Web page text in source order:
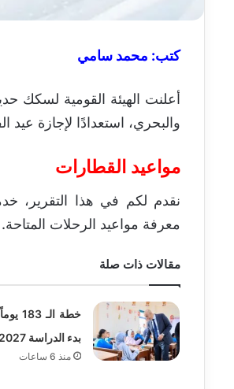
كتب: محمد سامي
والبحري، استعدادًا لإجازة
مواعيد القطارات
نقدم لكم في هذا التقرير،
معرفة مواعيد الرحلات المتاحة.
مقالات ذات صلة
خطة
بدء الدراسة 2027؟
منذ 6 ساعات